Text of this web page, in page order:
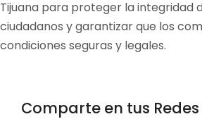
Tijuana para proteger la integridad
ciudadanos y garantizar que los
condiciones seguras y legales.
Comparte en tus